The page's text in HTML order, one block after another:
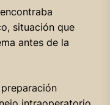
situación que
antes de la